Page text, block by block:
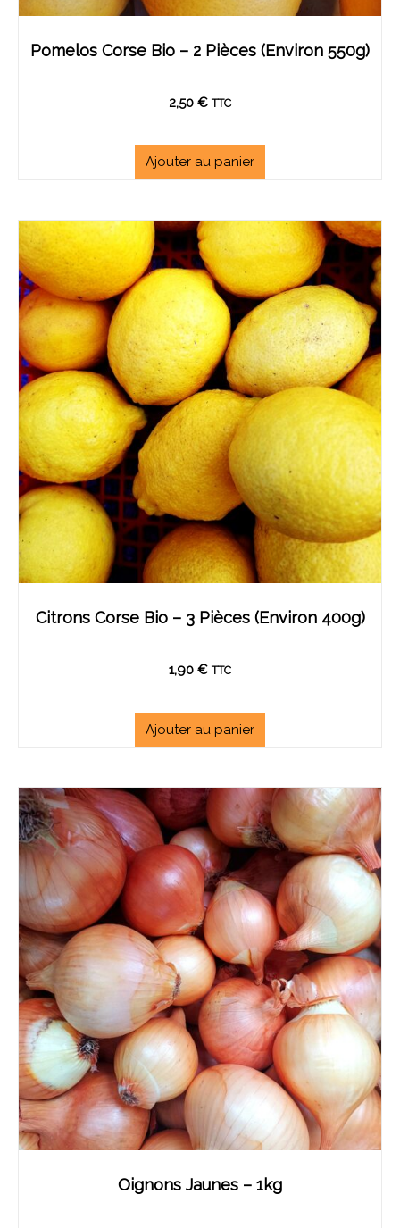
Pomelos Corse Bio – 2 Pièces (environ 550g)
2,50 € TTC
Ajouter au panier
Citrons Corse Bio – 3 Pièces (environ 400g)
1,90 € TTC
Ajouter au panier
Oignons Jaunes – 1kg